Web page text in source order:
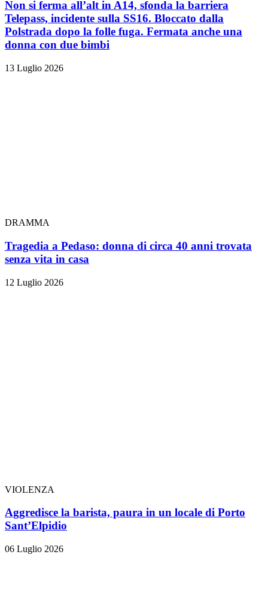
Non si ferma all’alt in A14, sfonda la barriera
Telepass, incidente sulla SS16. Bloccato dalla
Polstrada dopo la folle fuga. Fermata anche una
donna con due bimbi
13 Luglio 2026
DRAMMA
Tragedia a Pedaso: donna di circa 40 anni trovata
senza vita in casa
12 Luglio 2026
VIOLENZA
Aggredisce la barista, paura in un locale di Porto
Sant’Elpidio
06 Luglio 2026